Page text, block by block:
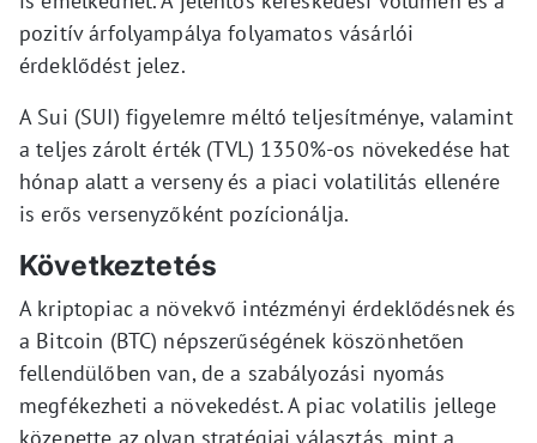
pozitív árfolyampálya folyamatos vásárlói
érdeklődést jelez.
A Sui (SUI) figyelemre méltó teljesítménye, valamint
a teljes zárolt érték (TVL) 1350%-os növekedése hat
hónap alatt a verseny és a piaci volatilitás ellenére
is erős versenyzőként pozícionálja.
Következtetés
A kriptopiac a növekvő intézményi érdeklődésnek és
a Bitcoin (BTC) népszerűségének köszönhetően
fellendülőben van, de a szabályozási nyomás
megfékezheti a növekedést. A piac volatilis jellege